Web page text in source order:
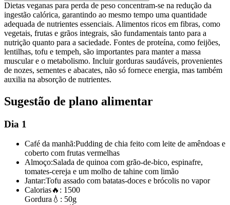
Dietas veganas para perda de peso concentram-se na redução da
ingestão calórica, garantindo ao mesmo tempo uma quantidade
adequada de nutrientes essenciais. Alimentos ricos em fibras, como
vegetais, frutas e grãos integrais, são fundamentais tanto para a
nutrição quanto para a saciedade. Fontes de proteína, como feijões,
lentilhas, tofu e tempeh, são importantes para manter a massa
muscular e o metabolismo. Incluir gorduras saudáveis, provenientes
de nozes, sementes e abacates, não só fornece energia, mas também
auxilia na absorção de nutrientes.
Sugestão de plano alimentar
Dia 1
Café da manhã:Pudding de chia feito com leite de amêndoas e
coberto com frutas vermelhas
Almoço:Salada de quinoa com grão-de-bico, espinafre,
tomates-cereja e um molho de tahine com limão
Jantar:Tofu assado com batatas-doces e brócolis no vapor
Calorias🔥: 1500
Gordura 💧: 50g